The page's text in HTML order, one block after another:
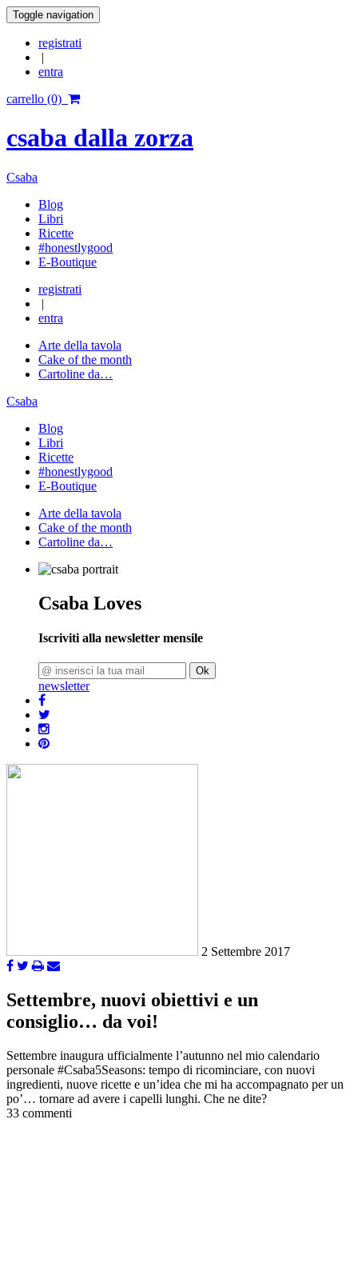
Toggle navigation
registrati
|
entra
carrello (0)
csaba dalla zorza
Csaba
Blog
Libri
Ricette
#honestlygood
E-Boutique
registrati
|
entra
Arte della tavola
Cake of the month
Cartoline da…
Csaba
Blog
Libri
Ricette
#honestlygood
E-Boutique
Arte della tavola
Cake of the month
Cartoline da…
Csaba Loves
Iscriviti alla newsletter mensile
Ok
newsletter
2 Settembre 2017
Settembre, nuovi obiettivi e un
consiglio… da voi!
Settembre inaugura ufficialmente l’autunno nel mio calendario
personale #Csaba5Seasons: tempo di ricominciare, con nuovi
ingredienti, nuove ricette e un’idea che mi ha accompagnato per un
po’… tornare ad avere i capelli lunghi. Che ne dite?
33 commenti